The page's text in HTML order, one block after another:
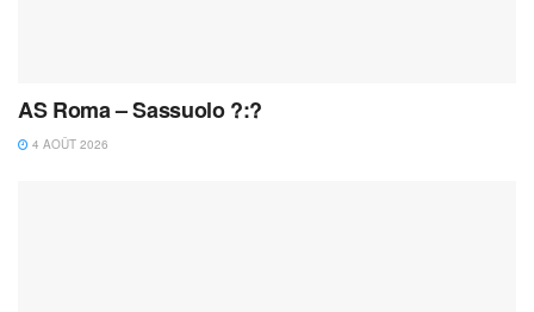
AS Roma – Sassuolo ?:?
4 AOÛT 2026